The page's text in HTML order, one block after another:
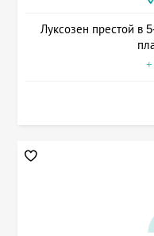
Луксозен престой в